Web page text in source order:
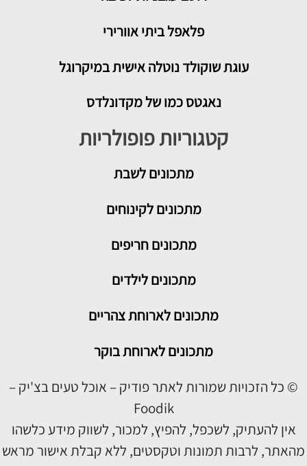
פלאפל ביתי אוורירי
עוגת שוקולד נוטלה אישית במיקרוגל
נאגטס כמו של מקדונלדס
קטגוריות פופולריות
מתכוניםלשבת
מתכונים לקינוחים
מתכונים חריפים
מתכונים לילדים
מתכונים לארוחת צהריים
מתכונים לארוחת בוקר
© כל הזכויות שמורות לאתר פודיק – אוכל טעים בצ'יק –
Foodik
אין להעתיק, לשכפל, להפיץ, למכור, לשווק מידע כלשהו
מהאתר, לרבות תמונות וטקסטים, ללא קבלת אישור מראש